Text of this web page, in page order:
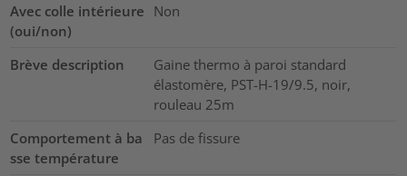
Avec colle intérieure
(oui/non)
Non
Brève description
Gaine thermo à paroi standard
élastomère, PST-H-19/9.5, noir,
rouleau 25m
Comportement à ba
sse température
Pas de fissure